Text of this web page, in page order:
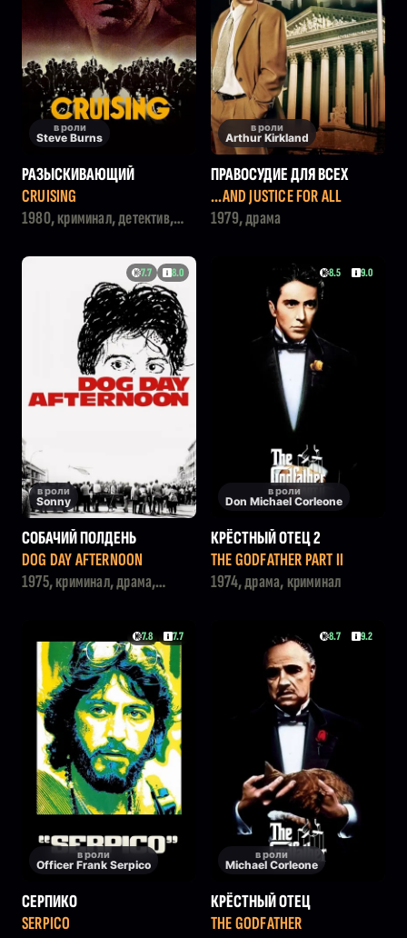
в роли
Steve Burns
РАЗЫСКИВАЮЩИЙ
CRUISING
1980, криминал, детектив,
в роли
Arthur Kirkland
ПРАВОСУДИЕ ДЛЯ ВСЕХ
...AND JUSTICE FOR ALL
1979, драма
7.7 8.0
в роли
Sonny
СОБАЧИЙ ПОЛДЕНЬ
DOG DAY AFTERNOON
1975, криминал, драма,
8.5 9.0
в роли
Don Michael Corleone
КРЁСТНЫЙ ОТЕЦ 2
THE GODFATHER PART II
1974, драма, криминал
7.8 7.7
в роли
Officer Frank Serpico
СЕРПИКО
SERPICO
8.7 9.2
в роли
Michael Corleone
КРЁСТНЫЙ ОТЕЦ
THE GODFATHER